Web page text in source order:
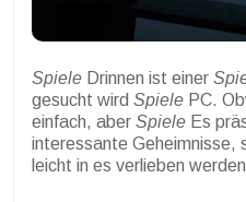
Spiele Drinnen ist einer
gesucht wird Spiele PC.
einfach, aber Spiele Es
interessante Geheimnisse,
leicht in es verlieben werden